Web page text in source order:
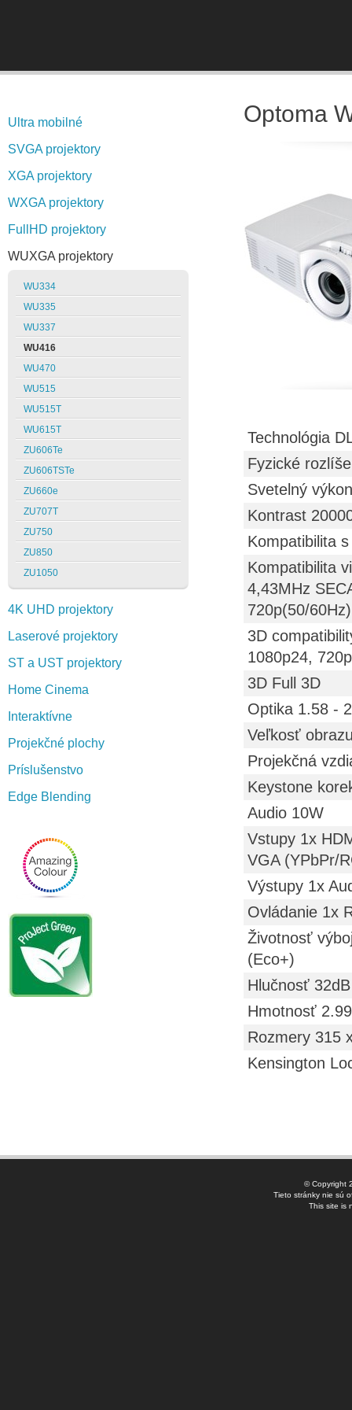
Optoma
Technológia
Fyzické
Svetelný
Kontrast
Kompatibilita
Kompatibilita
4,43MHz
720p(50/
3D
1080p24,
3D Full 3D
Optika 1.58 -
Veľkosť
Projekčná
Keystone
Audio 10W
Vstupy 1x
VGA (YPbPr/
Výstupy 1x
Ovládanie 1x
Životnosť
(Eco+)
Hlučnosť 32dB
Hmotnosť
Rozmery 315
Kensington
Ultra mobilné
SVGA projektory
XGA projektory
WXGA projektory
FullHD projektory
WUXGA projektory
WU334
WU335
WU337
WU416
WU470
WU515
WU515T
WU615T
ZU606Te
ZU606TSTe
ZU660e
ZU707T
ZU750
ZU850
ZU1050
4K UHD projektory
Laserové projektory
ST a UST projektory
Home Cinema
Interaktívne
Projekčné plochy
Príslušenstvo
Edge Blending
© Copyright
Tieto stránky nie sú
This site is